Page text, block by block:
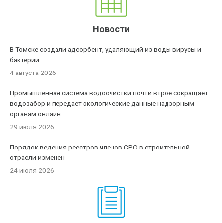
Новости
В Томске создали адсорбент, удаляющий из воды вирусы и
бактерии
4 августа 2026
Промышленная система водоочистки почти втрое сокращает
водозабор и передает экологические данные надзорным
органам онлайн
29 июля 2026
Порядок ведения реестров членов СРО в строительной
отрасли изменен
24 июля 2026